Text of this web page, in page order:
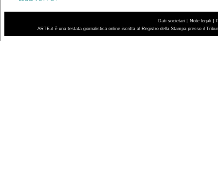
Dati societari | Note legali |
ARTE.it è una testata giornalistica online iscritta al Registro della Stampa presso il